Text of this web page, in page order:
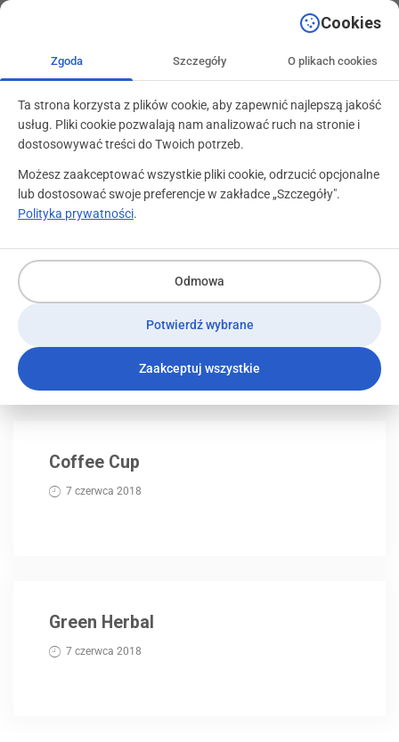
kontakt@programylojalnosciowe.pl
Kategorie portfolio:Nature
Coffee Cup
7 czerwca 2018
Green Herbal
7 czerwca 2018
Cookies
Zgoda Szczegóły O plikach cookies
Ta strona korzysta z plików cookie, aby zapewnić najlepszą jakość
usług. Pliki cookie pozwalają nam analizować ruch na stronie i
dostosowywać treści do Twoich potrzeb.
Możesz zaakceptować wszystkie pliki cookie, odrzucić opcjonalne
lub dostosować swoje preferencje w zakładce „Szczegóły".
Polityka prywatności.
Odmowa
Potwierdź wybrane
Zaakceptuj wszystkie